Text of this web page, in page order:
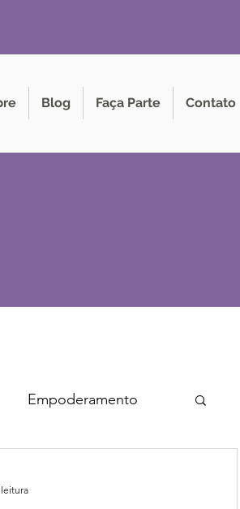
Blog Faça Parte Contato
Empoderamento